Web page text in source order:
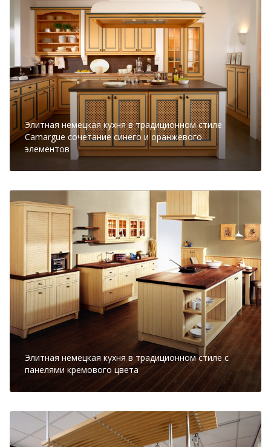
Элитная немецкая кухня в традиционном стиле
Camargue сочетание синего и оранжевого
элементов
Элитная немецкая кухня в традиционном стиле с
панелями кремового цвета